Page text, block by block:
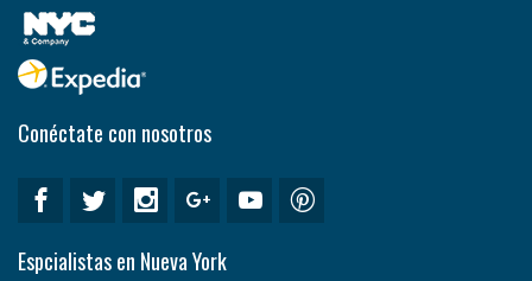
Conéctate con nosotros
Espcialistas en Nueva York